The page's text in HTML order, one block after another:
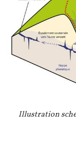
Légende
Illustration